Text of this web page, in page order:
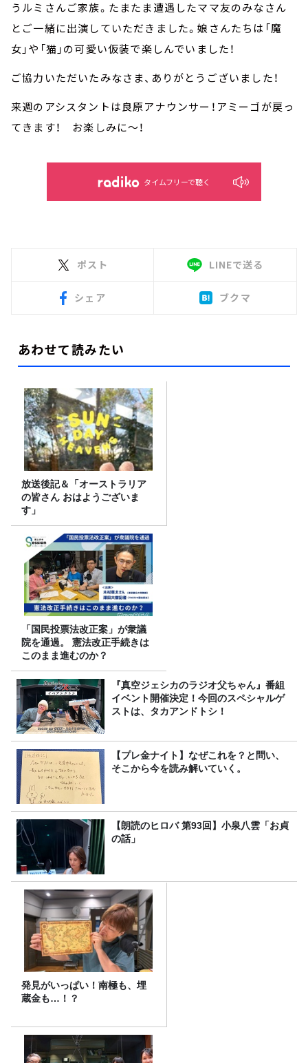
うルミさんご家族。たまたま遭遇したママ友のみなさん
とご一緒に出演していただきました。娘さんたちは「魔
女」や「猫」の可愛い仮装で楽しんでいました！
ご協力いただいたみなさま、ありがとうございました！
来週のアシスタントは良原アナウンサー！アミーゴが戻っ
てきます！ お楽しみに～！
タイムフリーで聴く
ポスト LINEで送る
シェア ブクマ
あわせて読みたい
放送後記＆「オーストラリア
の皆さん おはようございま
す」
「国民投票法改正案」が衆議
院を通過。 憲法改正手続きは
このまま進むのか？
『真空ジェシカのラジオ父ちゃん』番組
イベント開催決定！今回のスペシャルゲ
ストは、タカアンドトシ！
【プレ金ナイト】なぜこれを？と問い、
そこから今を読み解いていく。
【朗読のヒロバ 第93回】小泉八雲「お貞
の話」
発見がいっぱい！南極も、埋
蔵金も…！？